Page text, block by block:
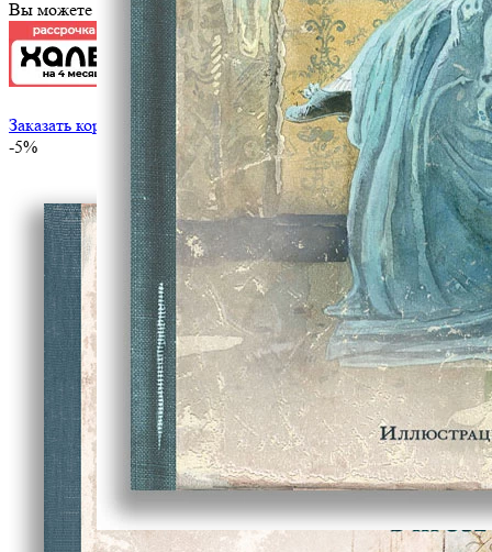
Вы можете оплатить эту книгу картой
Заказать корпоративный тираж
-5%